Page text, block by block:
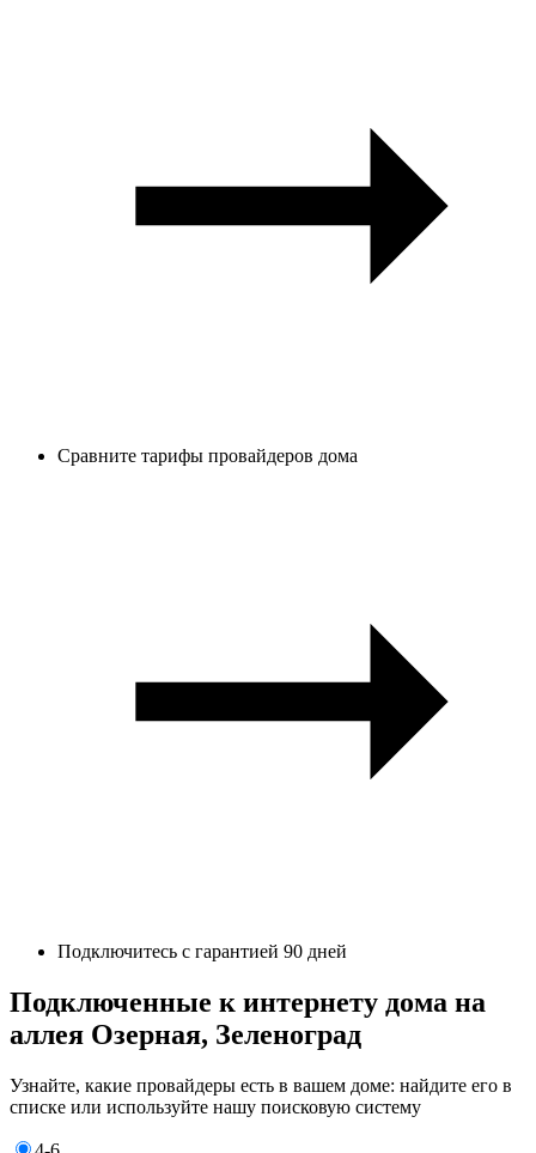
Сравните тарифы провайдеров дома
Подключитесь с гарантией 90 дней
Подключенные к интернету дома на
аллея Озерная, Зеленоград
Узнайте, какие провайдеры есть в вашем доме: найдите его в
списке или используйте нашу поисковую систему